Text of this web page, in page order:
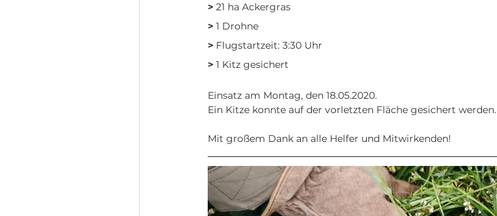
> 21 ha Ackergras
> 1 Drohne
> Flugstartzeit: 3:30 Uhr
> 1 Kitz gesichert
Einsatz am Montag, den 18.05.2020.
Ein Kitze konnte auf der vorletzten Fläche gesichert werden.
Mit großem Dank an alle Helfer und Mitwirkenden!